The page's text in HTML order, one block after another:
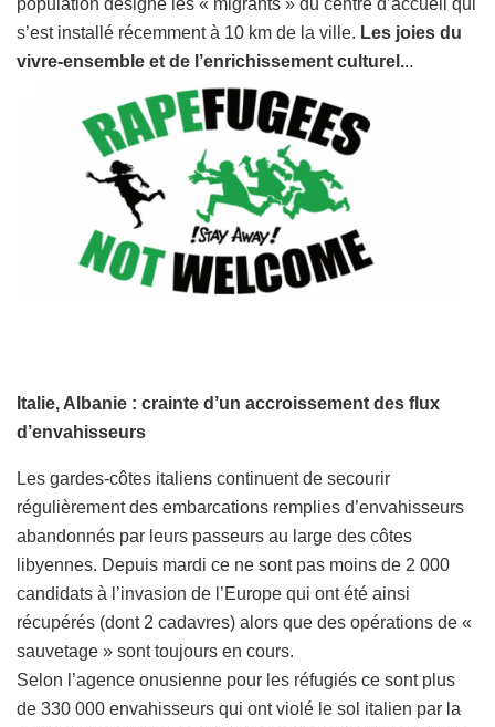
population désigne les « migrants » du centre d’accueil qui
s’est installé récemment à 10 km de la ville. Les joies du
vivre-ensemble et de l’enrichissement culturel...
Italie, Albanie : crainte d’un accroissement des flux
d’envahisseurs
Les gardes-côtes italiens continuent de secourir
régulièrement des embarcations remplies d’envahisseurs
abandonnés par leurs passeurs au large des côtes
libyennes. Depuis mardi ce ne sont pas moins de 2 000
candidats à l’invasion de l’Europe qui ont été ainsi
récupérés (dont 2 cadavres) alors que des opérations de «
sauvetage » sont toujours en cours.
Selon l’agence onusienne pour les réfugiés ce sont plus
de 330 000 envahisseurs qui ont violé le sol italien par la